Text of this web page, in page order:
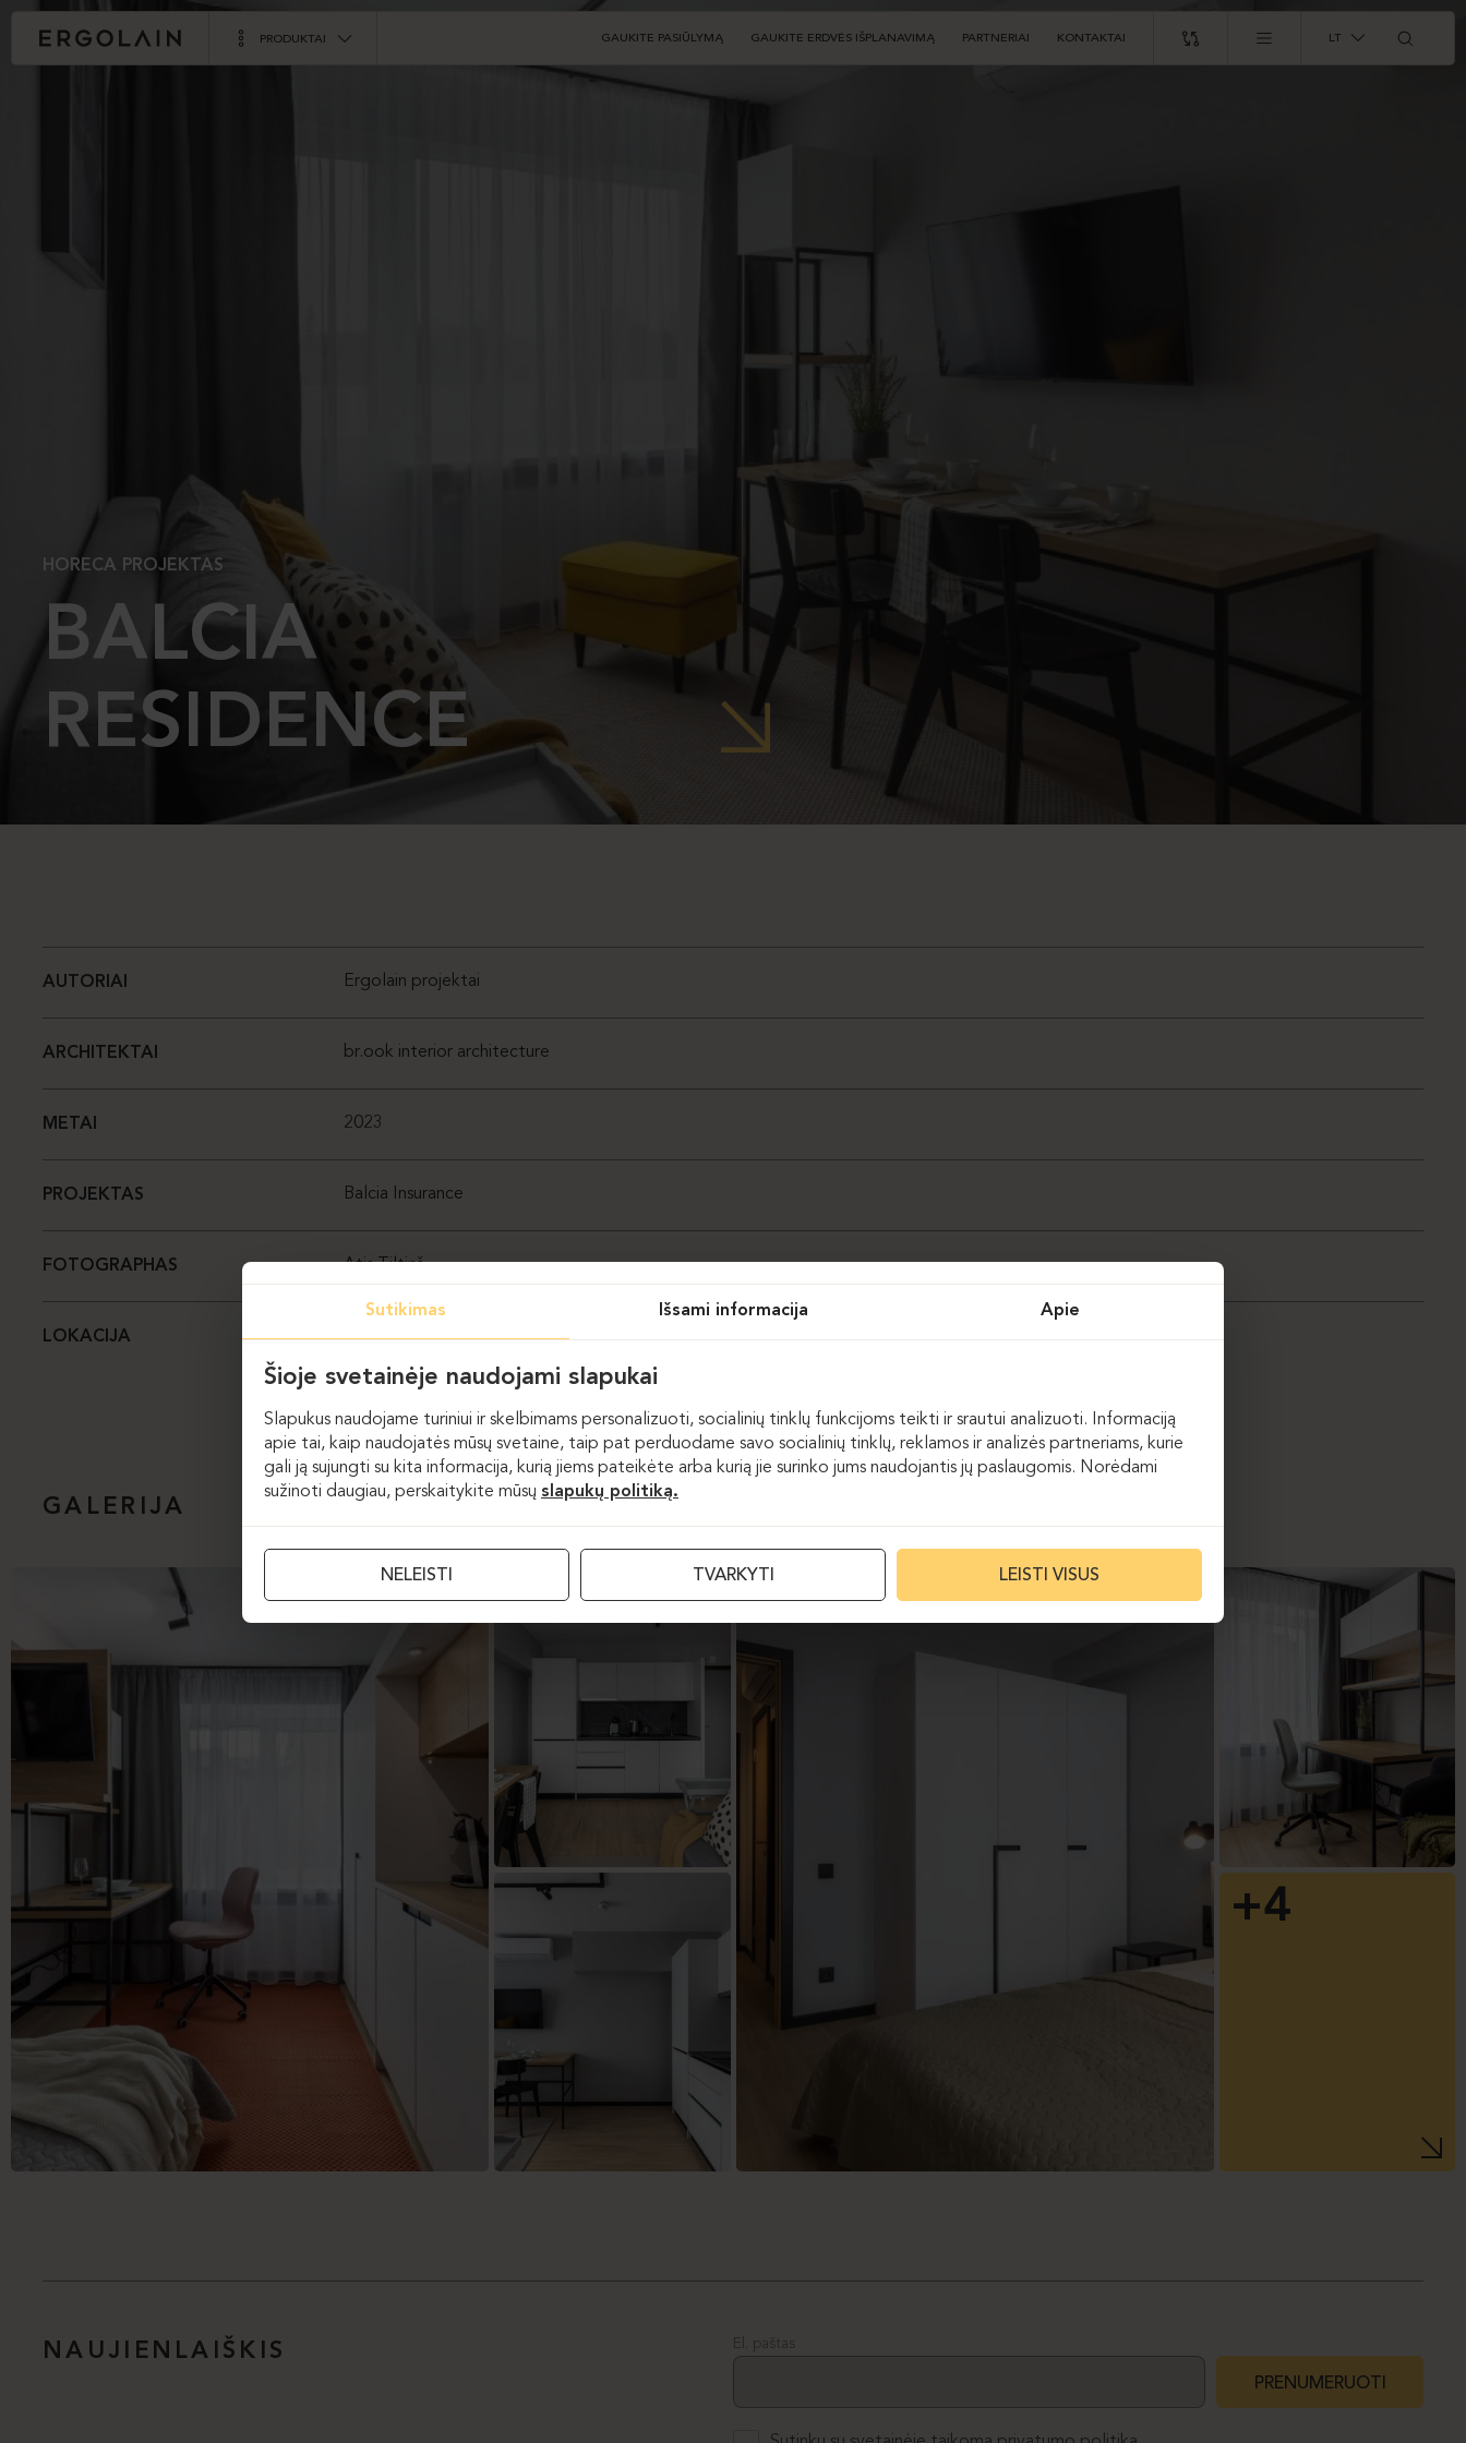
PRODUKTAI GAUKITE PASIŪLYMĄ GAUKITE ERDVĖS IŠPLANAVIMĄ PARTNERIAI KONTAKTAI LT
HORECA PROJEKTAS
BALCIA
RESIDENCE
AUTORIAI Ergolain projektai
ARCHITEKTAI br.ook interior architecture
METAI 2023
PROJEKTAS Balcia Insurance
FOTOGRAPHAS Atis Tiltiņš
LOKACIJA Riga, Latvia
GALERIJA
+4
NAUJIENLAIŠKIS El. paštas
PRENUMERUOTI
Sutikimas Išsami informacija Apie
Šioje svetainėje naudojami slapukai
Slapukus naudojame turiniui ir skelbimams personalizuoti, socialinių tinklų funkcijoms teikti ir srautui analizuoti. Informaciją
apie tai, kaip naudojatės mūsų svetaine, taip pat perduodame savo socialinių tinklų, reklamos ir analizės partneriams, kurie
gali ją sujungti su kita informacija, kurią jiems pateikėte arba kurią jie surinko jums naudojantis jų paslaugomis. Norėdami
sužinoti daugiau, perskaitykite mūsų slapukų politiką.
NELEISTI TVARKYTI LEISTI VISUS